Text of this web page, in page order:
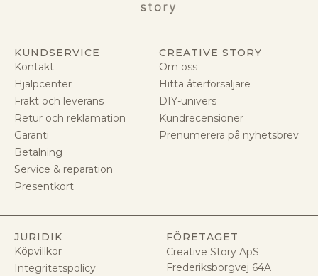
KUNDSERVICE
Kontakt
Hjälpcenter
Frakt och leverans
Retur och reklamation
Garanti
Betalning
Service & reparation
Presentkort
CREATIVE STORY
Om oss
Hitta återförsäljare
DIY-univers
Kundrecensioner
Prenumerera på nyhetsbrev
JURIDIK
Köpvillkor
Integritetspolicy
FÖRETAGET
Creative Story ApS
Frederiksborgvej 64A